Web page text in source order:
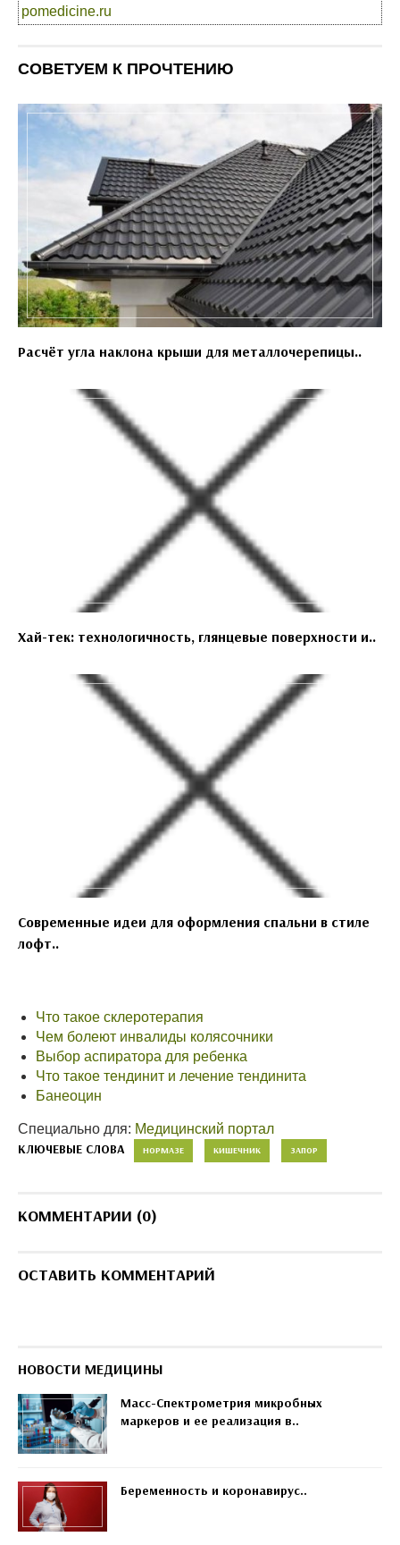
pomedicine.ru
СОВЕТУЕМ К ПРОЧТЕНИЮ
Расчёт угла наклона крыши для металлочерепицы..
Хай-тек: технологичность, глянцевые поверхности и..
Современные идеи для оформления спальни в стиле
лофт..
Что такое склеротерапия
Чем болеют инвалиды колясочники
Выбор аспиратора для ребенка
Что такое тендинит и лечение тендинита
Банеоцин
Специально для: Медицинский портал
КЛЮЧЕВЫЕ СЛОВА НОРМАЗЕ КИШЕЧНИК ЗАПОР
КОММЕНТАРИИ (0)
ОСТАВИТЬ КОММЕНТАРИЙ
НОВОСТИ МЕДИЦИНЫ
Масс-Спектрометрия микробных
маркеров и ее реализация в..
Беременность и коронавирус..